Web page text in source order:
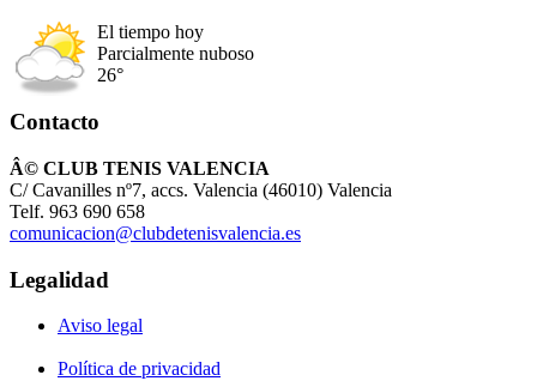
El tiempo hoy
Parcialmente nuboso
26°
Contacto
Â© CLUB TENIS VALENCIA
C/ Cavanilles nº7, accs. Valencia (46010) Valencia
Telf. 963 690 658
comunicacion@clubdetenisvalencia.es
Legalidad
Aviso legal
Política de privacidad